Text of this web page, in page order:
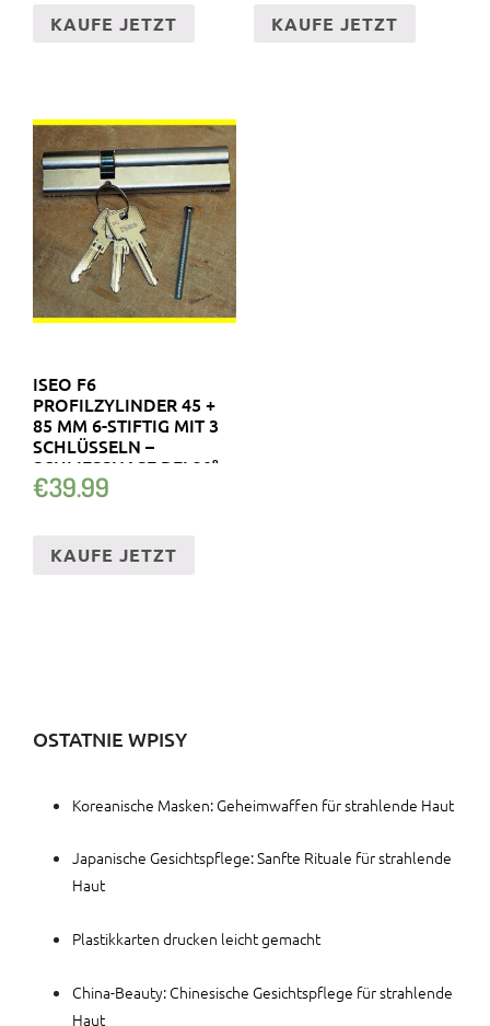
KAUFE JETZT KAUFE JETZT
ISEO F6
PROFILZYLINDER 45 +
85 MM 6-STIFTIG MIT 3
SCHLÜSSELN –
SCHLIESSNASE BEI 30°
€39.99
KAUFE JETZT
OSTATNIE WPISY
Koreanische Masken: Geheimwaffen für strahlende Haut
Japanische Gesichtspflege: Sanfte Rituale für strahlende
Haut
Plastikkarten drucken leicht gemacht
China-Beauty: Chinesische Gesichtspflege für strahlende
Haut